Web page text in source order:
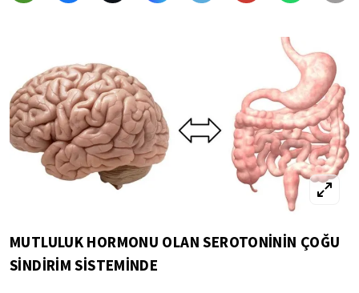
MUTLULUK HORMONU OLAN SEROTONİNİN ÇOĞU
SİNDİRİM SİSTEMİNDE